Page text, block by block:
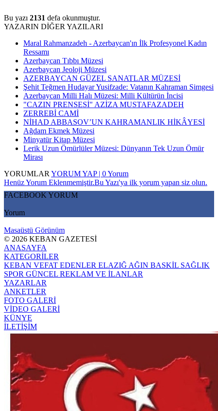
Bu yazı 2131 defa okunmuştur.
YAZARIN DİĞER YAZILARI
Maral Rahmanzadeh - Azerbaycan'ın İlk Profesyonel Kadın
Ressamı
Azerbaycan Tıbbı Müzesi
Azerbaycan Jeoloji Müzesi
AZERBAYCAN GÜZEL SANATLAR MÜZESİ
Şehit Teğmen Hudayar Yusifzade: Vatanın Kahraman Simgesi
Azerbaycan Milli Halı Müzesi: Milli Kültürün İncisi
"CAZIN PRENSESİ" AZİZA MUSTAFAZADEH
ZERREBİ CAMİ
NİHAD ABBASOV’UN KAHRAMANLIK HİKÂYESİ
Ağdam Ekmek Müzesi
Minyatür Kitap Müzesi
Lerik Uzun Ömürlüler Müzesi: Dünyanın Tek Uzun Ömür
Mirası
YORUMLAR YORUM YAP | 0 Yorum
Henüz Yorum Eklenmemiştir.Bu Yazı'ya ilk yorum yapan siz olun.
FACEBOOK YORUM
Yorum
Masaüstü Görünüm
© 2026 KEBAN GAZETESİ
ANASAYFA
KATEGORİLER
KEBAN VEFAT EDENLER ELAZIĞ AĞIN BASKİL SAĞLIK
SPOR GÜNCEL REKLAM VE İLANLAR
YAZARLAR
ANKETLER
FOTO GALERİ
VİDEO GALERİ
KÜNYE
İLETİŞİM